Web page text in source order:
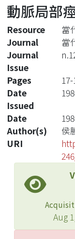
Statistics
動脈局部
Resource
當
Journal
當
Journal
Issue
Pages
Date
Issued
Date
Author(s)
侯
URI
Aug